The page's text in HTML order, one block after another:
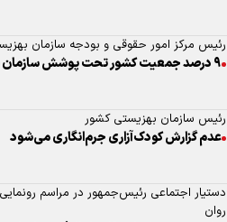
دستیار اجتماعی رئیس‌جمهور در مراسم
علی ربیعی: برای استفاده از ظرفیت‌های
استاندار خراسان شمالی: برداشت‌های